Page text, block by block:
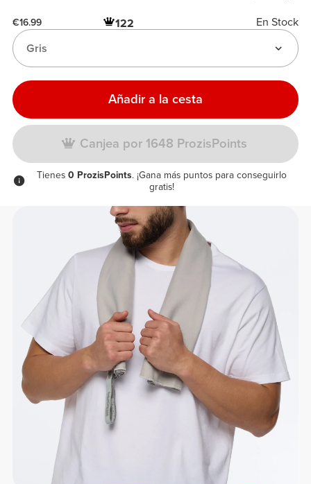
€16.99 122
En Stock
Gris
Añadir a la cesta
Canjea por 1648 ProzisPoints
Tienes0 ProzisPoints. ¡Gana más puntos para conseguirlo
gratis!